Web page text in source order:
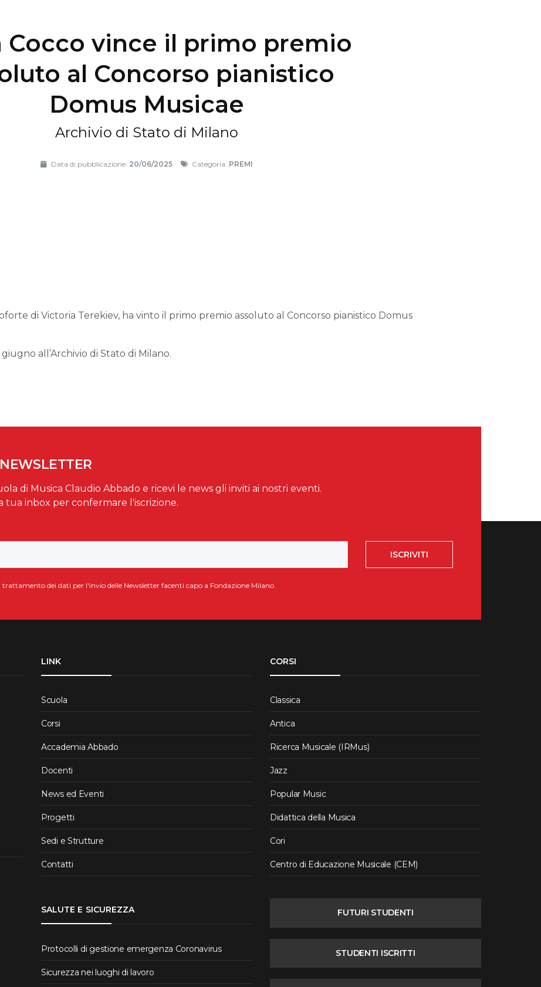
Cocco vince il primo premio
al Concorso pianistico
Domus Musicae
Archivio di Stato di Milano
Data di pubblicazione: 20/06/2025 Categoria: PREMI
di Victoria Terekiev, ha vinto il primo premio assoluto al Concorso pianistico Domus
all’Archivio di Stato di Milano.
di Musica Claudio Abbado e ricevi le news gli inviti ai nostri eventi.
inbox per confermare l'iscrizione.
ISCRIVITI
dei dati per l'invio delle Newsletter facenti capo a Fondazione Milano.
LINK
Scuola
Corsi
Accademia Abbado
Docenti
News ed Eventi
Progetti
Sedi e Strutture
Contatti
SALUTE E SICUREZZA
Protocolli di gestione emergenza Coronavirus
Sicurezza nei luoghi di lavoro
CORSI
Classica
Antica
Ricerca Musicale (IRMus)
Jazz
Popular Music
Didattica della Musica
Cori
Centro di Educazione Musicale (CEM)
FUTURI STUDENTI
STUDENTI ISCRITTI